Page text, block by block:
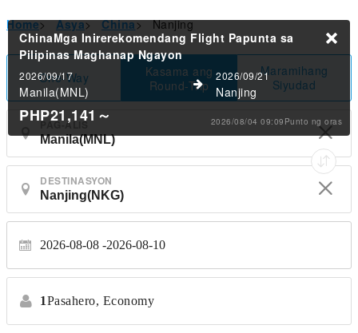
Home> Asya> China> Nanjing
One-Way
Kasama ang
Round-Trip
Maramihang
Siyudad
PAG-ALIS
DESTINASYON
2026-08-08 2026-08-10
1Pasahero, Economy
ChinaMga Inirerekomendang Flight Papunta sa
PilipinasMaghanap Ngayon
2026/09/17
Manila(MNL)
2026/09/21
Nanjing
PHP21,141 ～ 2026/08/04 09:09Punto ng oras